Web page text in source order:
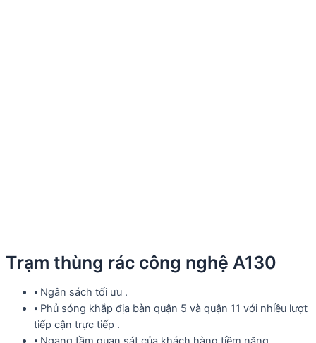
Trạm thùng rác công nghệ A130
⦁ Ngân sách tối ưu .
⦁ Phủ sóng khắp địa bàn quận 5 và quận 11 với nhiều lượt
tiếp cận trực tiếp .